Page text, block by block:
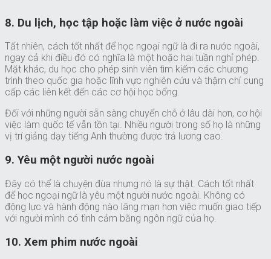
8. Du lịch, học tập hoặc làm việc ở nước ngoài
Tất nhiên, cách tốt nhất để học ngoại ngữ là đi ra nước ngoài,
ngay cả khi điều đó có nghĩa là một hoặc hai tuần nghỉ phép.
Mặt khác, du học cho phép sinh viên tìm kiếm các chương
trình theo quốc gia hoặc lĩnh vực nghiên cứu và thậm chí cung
cấp các liên kết đến các cơ hội học bổng.
Đối với những người sẵn sàng chuyển chỗ ở lâu dài hơn, cơ hội
việc làm quốc tế vẫn tồn tại. Nhiều người trong số họ là những
vị trí giảng dạy tiếng Anh thường được trả lương cao.
9. Yêu một người nước ngoài
Đây có thể là chuyện đùa nhưng nó là sự thật. Cách tốt nhất
để học ngoại ngữ là yêu một người nước ngoài. Không có
động lực và hành động nào lãng mạn hơn việc muốn giao tiếp
với người mình có tình cảm bằng ngôn ngữ của họ.
10. Xem phim nước ngoài